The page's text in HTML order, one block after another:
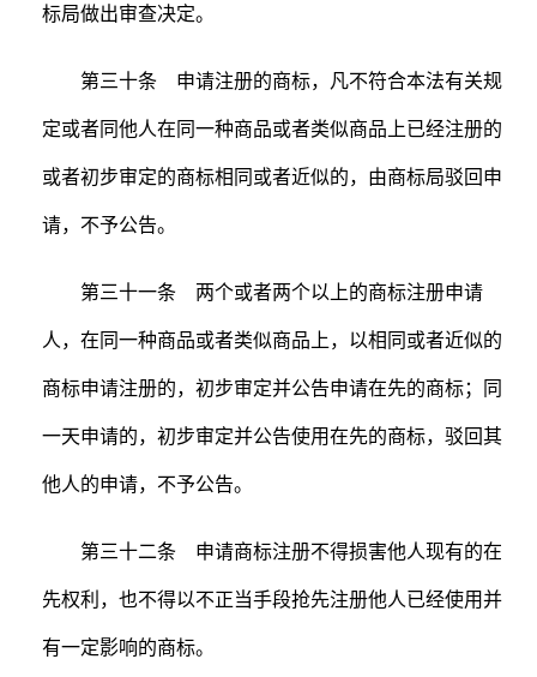
标局做出审查决定。
第三十条 申请注册的商标，凡不符合本法有关规
定或者同他人在同一种商品或者类似商品上已经注册的
或者初步审定的商标相同或者近似的，由商标局驳回申
请，不予公告。
第三十一条 两个或者两个以上的商标注册申请
人，在同一种商品或者类似商品上，以相同或者近似的
商标申请注册的，初步审定并公告申请在先的商标；同
一天申请的，初步审定并公告使用在先的商标，驳回其
他人的申请，不予公告。
第三十二条 申请商标注册不得损害他人现有的在
先权利，也不得以不正当手段抢先注册他人已经使用并
有一定影响的商标。